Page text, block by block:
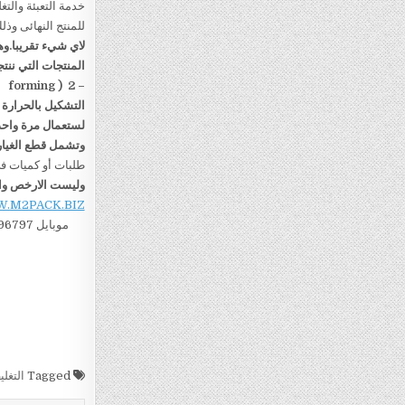
خدمة التعبئة
للمنتج النهائى
لاي شيء
المنتجات التي
forming )2–
التشكيل
لستعمال مرة
وتشمل قطع
طلبات أو كميات
وليست الارخص
Tagged